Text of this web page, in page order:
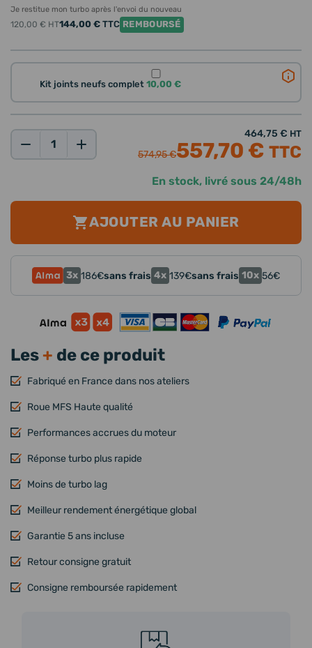
Les+ de ce produit
Fabriqué en France dans nos ateliers
Roue MFS Haute qualité
Performances accrues du moteur
Réponse turbo plus rapide
Moins de turbo lag
Meilleur rendement énergétique global
Garantie 5 ans incluse
Retour consigne gratuit
Consigne remboursée rapidement
En stock, livré sous 24/48h
Je restitue mon turbo après l'envoi du nouveau
120,00 € HT144,00 €TTC REMBOURSÉ
Kit joints neufs complet10,00 €
574,95 €
464,75 € HT
557,70 € TTC
AJOUTER AU PANIER
3x 186€sans frais 4x 139€sans frais 10x 56€